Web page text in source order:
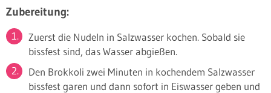
Zubereitung:
Zuerst die Nudeln in Salzwasser kochen. Sobald sie
bissfest sind, das Wasser abgießen.
Den Brokkoli zwei Minuten in kochendem Salzwasser
bissfest garen und dann sofort in Eiswasser geben und